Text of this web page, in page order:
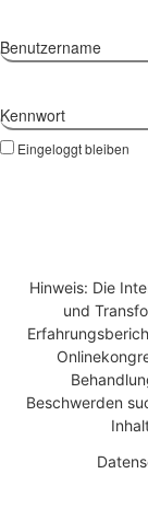
Benutzername
Kennwort
Eingeloggt bleiben
Hinweis: Die
und
Beschwerden